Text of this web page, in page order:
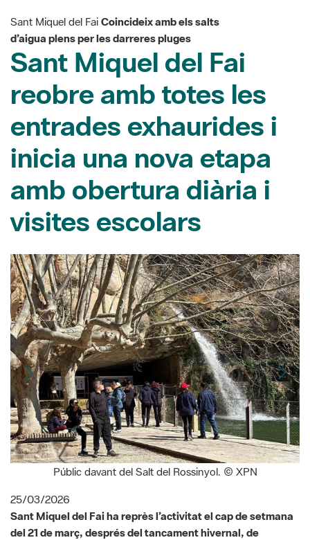
Sant Miquel del Fai Coincideix amb els salts
d’aigua plens per les darreres pluges
Sant Miquel del Fai
reobre amb totes les
entrades exhaurides i
inicia una nova etapa
amb obertura diària i
visites escolars
Públic davant del Salt del Rossinyol. © XPN
25/03/2026
Sant Miquel del Fai ha reprès l’activitat el cap de setmana
del 21 de març, després del tancament hivernal, de